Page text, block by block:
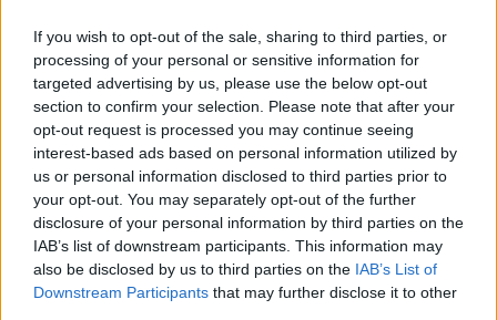
If you wish to opt-out of the sale, sharing to third parties, or
processing of your personal or sensitive information for
targeted advertising by us, please use the below opt-out
section to confirm your selection. Please note that after your
opt-out request is processed you may continue seeing
interest-based ads based on personal information utilized by
us or personal information disclosed to third parties prior to
your opt-out. You may separately opt-out of the further
disclosure of your personal information by third parties on the
IAB’s list of downstream participants. This information may
also be disclosed by us to third parties on the IAB’s List of
Downstream Participants that may further disclose it to other
druskos, padažų ir kt. maisto produktų
bendro naudojimo indai ar pakuotės
nedezinfekuojami po kiekvieno naudojimo,
naudojamos daugkartinės staltiesės ar
padėkliukai, nematuojama darbuotojų kūno
temperatūra.
Susiję straipsniai